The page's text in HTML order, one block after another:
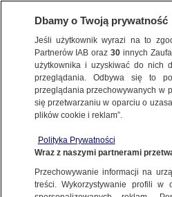
WARSZAWA
NAJNOWSZE
"Zaczęliśmy od Pałacu
11.03.2014, 15:27
Dbamy o Twoją prywatność
Jeśli użytkownik wyrazi na to
Partnerów IAB oraz30 innych
użytkownika i uzyskiwać do nich
przeglądania. Odbywa się to
przeglądania przechowywanych w
się przetwarzaniu w oparciu o
plików cookie i reklam”.
Polityka Prywatności
Wraz z naszymi partnerami
Przechowywanie informacji na
treści. Wykorzystywanie profili w